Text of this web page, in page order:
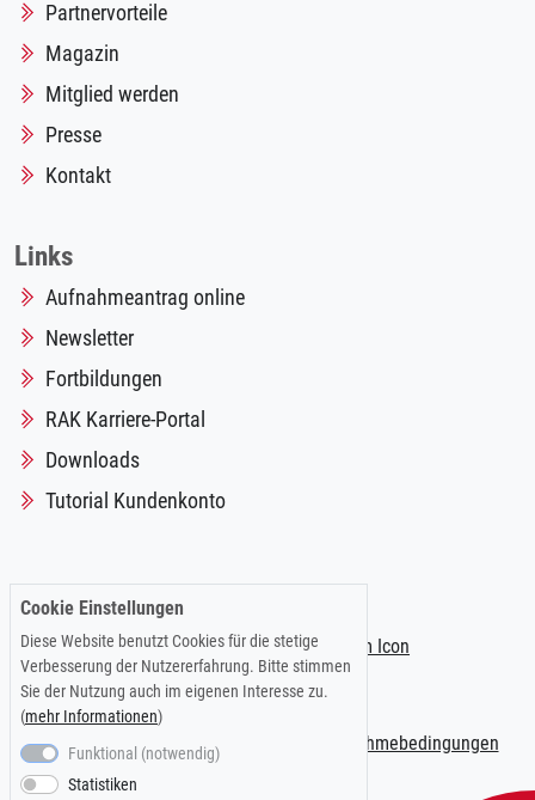
Partnervorteile
Magazin
Mitglied werden
Presse
Kontakt
Links
Aufnahmeantrag online
Newsletter
Fortbildungen
RAK Karriere-Portal
Downloads
Tutorial Kundenkonto
Impressum |Datenschutzerklärung Teilnahmebedingungen
Cookie Einstellungen
Diese Website benutzt Cookies für die stetige
Verbesserung der Nutzererfahrung. Bitte stimmen
Sie der Nutzung auch im eigenen Interesse zu.
(mehr Informationen)
Funktional (notwendig)
Statistiken